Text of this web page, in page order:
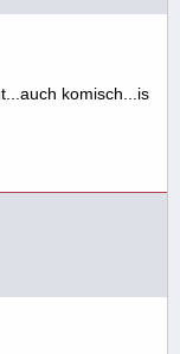
komisch...is